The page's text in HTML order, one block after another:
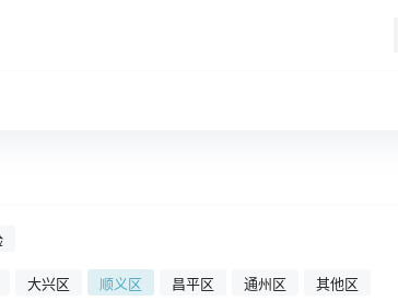
大兴区 顺义区 昌平区 通州区 其他区